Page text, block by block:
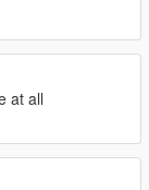
at all